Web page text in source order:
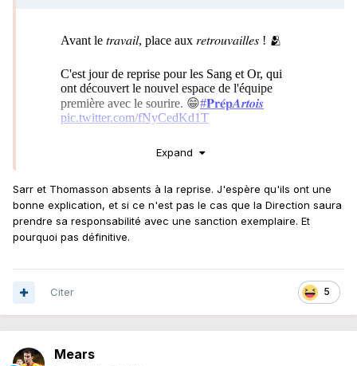
Expand
Sarr et Thomasson absents à la reprise. J'espère qu'ils ont une
bonne explication, et si ce n'est pas le cas que la Direction saura
prendre sa responsabilité avec une sanction exemplaire. Et
pourquoi pas définitive.
5
Citer
Mears